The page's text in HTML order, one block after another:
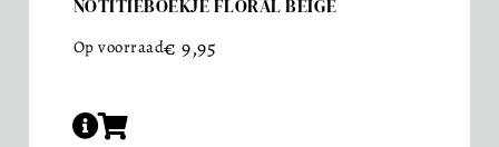
NOTITIEBOEKJE FLORAL BEIGE
Op voorraad€ 9,95